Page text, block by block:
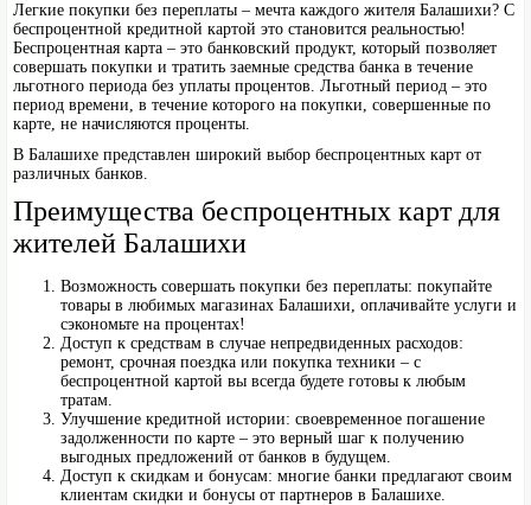
Легкие покупки без переплаты – мечта каждого жителя Балашихи? С
беспроцентной кредитной картой это становится реальностью!
Беспроцентная карта – это банковский продукт, который позволяет
совершать покупки и тратить заемные средства банка в течение
льготного периода без уплаты процентов. Льготный период – это
период времени, в течение которого на покупки, совершенные по
карте, не начисляются проценты.
В Балашихе представлен широкий выбор беспроцентных карт от
различных банков.
Преимущества беспроцентных карт для
жителей Балашихи
Возможность совершать покупки без переплаты: покупайте
товары в любимых магазинах Балашихи, оплачивайте услуги и
сэкономьте на процентах!
Доступ к средствам в случае непредвиденных расходов:
ремонт, срочная поездка или покупка техники – с
беспроцентной картой вы всегда будете готовы к любым
тратам.
Улучшение кредитной истории: своевременное погашение
задолженности по карте – это верный шаг к получению
выгодных предложений от банков в будущем.
Доступ к скидкам и бонусам: многие банки предлагают своим
клиентам скидки и бонусы от партнеров в Балашихе.